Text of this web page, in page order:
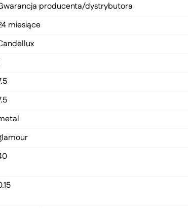
producenta/dystrybutora
miesiące